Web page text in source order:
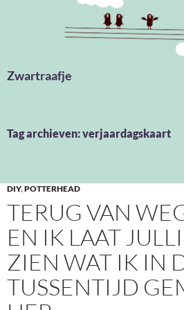
Zwartraafje
Tag archieven: verjaardagskaart
DIY,POTTERHEAD
TERUG VAN
EN IK LAAT
ZIEN WAT IK IN
TUSSENTIJD